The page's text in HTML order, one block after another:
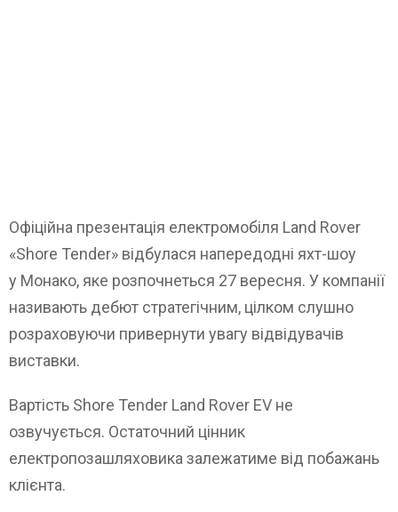
Офіційна презентація електромобіля Land Rover
«Shore Tender» відбулася напередодні яхт-шоу
у Монако, яке розпочнеться 27 вересня. У компанії
називають дебют стратегічним, цілком слушно
розраховуючи привернути увагу відвідувачів
виставки.
Вартість Shore Tender Land Rover EV не
озвучується. Остаточний цінник
електропозашляховика залежатиме від побажань
клієнта.